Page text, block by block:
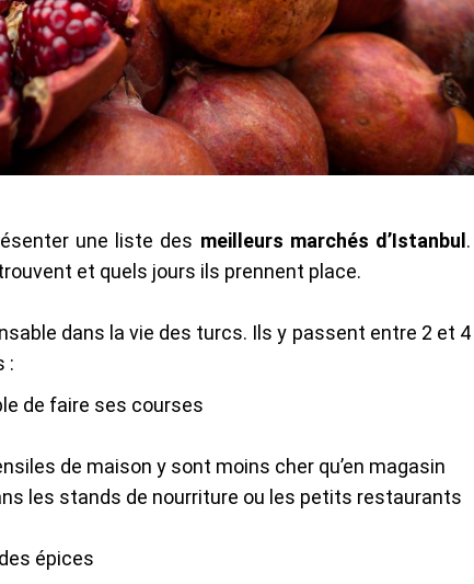
une liste des meilleurs marchés d’Istanbul .
et quels jours ils prennent place.
dans la vie des turcs. Ils y passent entre 2 et 4
:
de faire ses courses
de maison y sont moins cher qu’en magasin
les stands de nourriture ou les petits restaurants
épices